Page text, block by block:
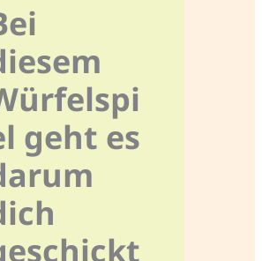
geht es